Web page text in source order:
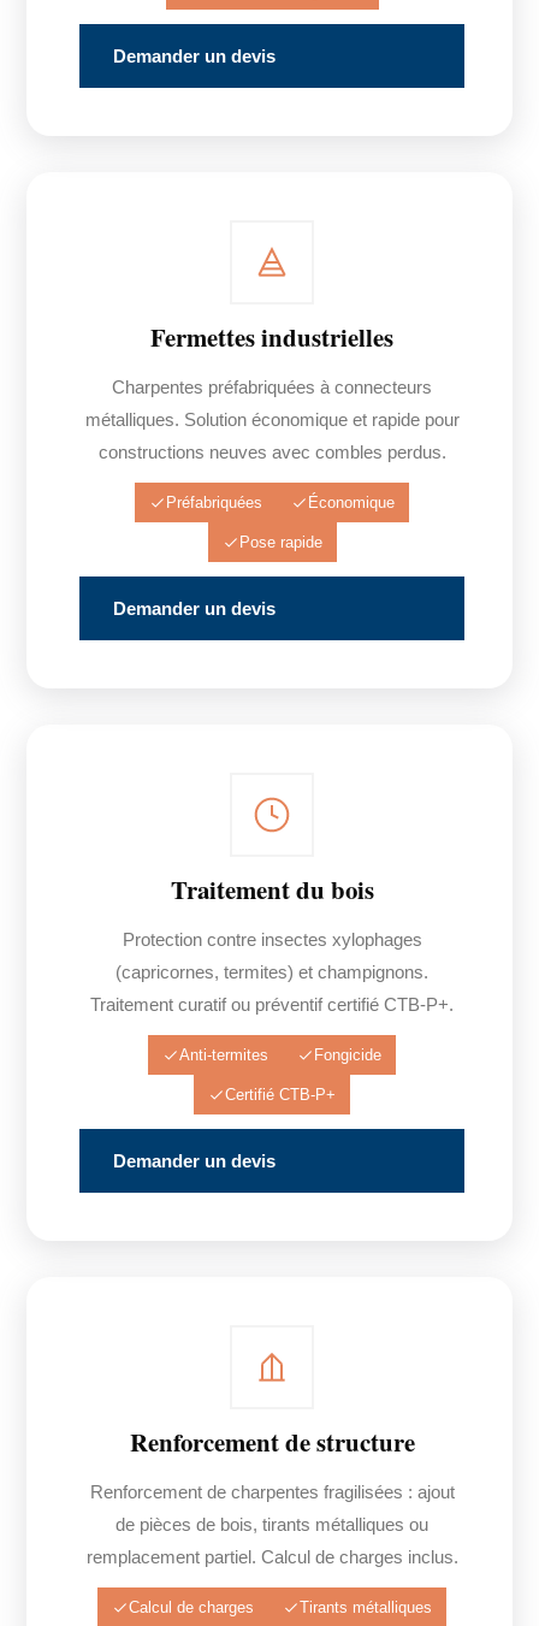
Demander un devis
Fermettes industrielles
Charpentes préfabriquées à connecteurs
métalliques. Solution économique et rapide pour
constructions neuves avec combles perdus.
Préfabriquées Économique
Pose rapide
Demander un devis
Traitement du bois
Protection contre insectes xylophages
(capricornes, termites) et champignons.
Traitement curatif ou préventif certifié CTB-P+.
Anti-termites Fongicide
Certifié CTB-P+
Demander un devis
Renforcement de structure
Renforcement de charpentes fragilisées : ajout
de pièces de bois, tirants métalliques ou
remplacement partiel. Calcul de charges inclus.
Calcul de charges Tirants métalliques